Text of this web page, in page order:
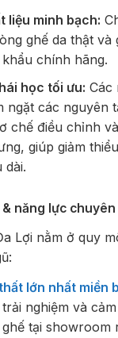
liệu minh bạch:
ghế da thật và
chính hãng.
học tối ưu: Các
ngặt các nguyên
chế điều chỉnh
giúp giảm
dài.
năng lực
Lợi nằm ở quy
lớn nhất miền
nghiệm và
tại showroom